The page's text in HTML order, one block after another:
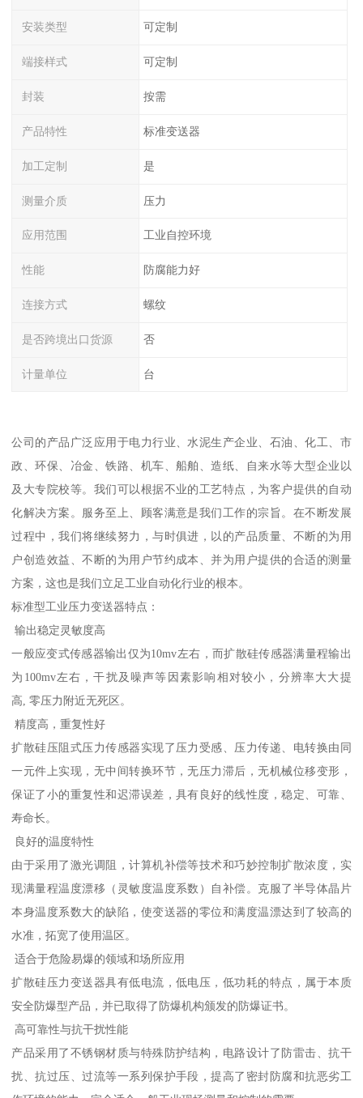
安装类型 可定制
端接样式 可定制
封装 按需
产品特性 标准变送器
加工定制 是
测量介质 压力
应用范围 工业自控环境
性能 防腐能力好
连接方式 螺纹
是否跨境出口货源 否
计量单位 台
公司的产品广泛应用于电力行业、水泥生产企业、石油、化工、市
政、环保、冶金、铁路、机车、船舶、造纸、自来水等大型企业以
及大专院校等。我们可以根据不业的工艺特点，为客户提供的自动
化解决方案。服务至上、顾客满意是我们工作的宗旨。在不断发展
过程中，我们将继续努力，与时俱进，以的产品质量、不断的为用
户创造效益、不断的为用户节约成本、并为用户提供的合适的测量
方案，这也是我们立足工业自动化行业的根本。
标准型工业压力变送器特点：
输出稳定灵敏度高
一般应变式传感器输出仅为10mv左右，而扩散硅传感器满量程输出
为100mv左右，干扰及噪声等因素影响相对较小，分辨率大大提
高, 零压力附近无死区。
精度高，重复性好
扩散硅压阻式压力传感器实现了压力受感、压力传递、电转换由同
一元件上实现，无中间转换环节，无压力滞后，无机械位移变形，
保证了小的重复性和迟滞误差，具有良好的线性度，稳定、可靠、
寿命长。
良好的温度特性
由于采用了激光调阻，计算机补偿等技术和巧妙控制扩散浓度，实
现满量程温度漂移（灵敏度温度系数）自补偿。克服了半导体晶片
本身温度系数大的缺陷，使变送器的零位和满度温漂达到了较高的
水准，拓宽了使用温区。
适合于危险易爆的领域和场所应用
扩散硅压力变送器具有低电流，低电压，低功耗的特点，属于本质
安全防爆型产品，并已取得了防爆机构颁发的防爆证书。
高可靠性与抗干扰性能
产品采用了不锈钢材质与特殊防护结构，电路设计了防雷击、抗干
扰、抗过压、过流等一系列保护手段，提高了密封防腐和抗恶劣工